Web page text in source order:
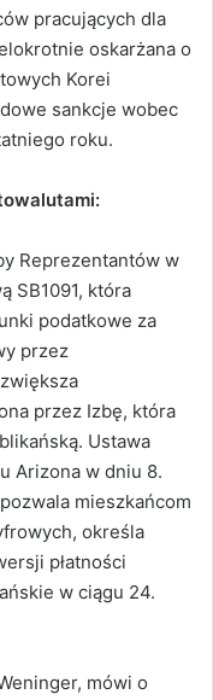
pracujących dla
oskarżana o
Korei
sankcje wobec
roku.
Reprezentantów w
SB1091, która
podatkowe za
przez
przez Izbę, która
Ustawa
Arizona w dniu 8.
mieszkańcom
określa
płatności
w ciągu 24.
mówi o